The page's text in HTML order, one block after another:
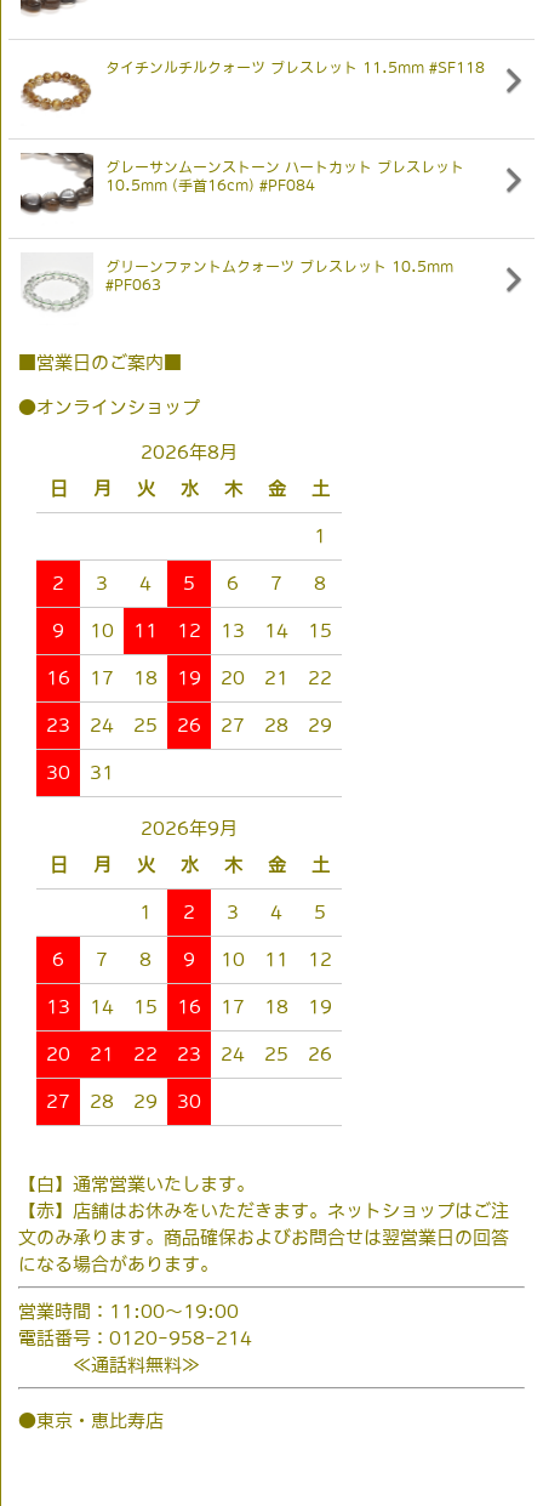
タイチンルチルクォーツ ブレスレット 11.5mm #SF118
グレーサンムーンストーン ハートカット ブレスレット
10.5mm (手首16cm) #PF084
グリーンファントムクォーツ ブレスレット 10.5mm
#PF063
■営業日のご案内■
●オンラインショップ
2026年8月
日
月 火 水 木 金 土
1
2 3 4 5 6 7 8
9 10 11 12 13 14 15
16 17 18 19 20 21 22
23 24 25 26 27 28 29
30 31
2026年9月
日
月 火 水 木 金 土
1 2 3 4 5
6 7 8 9 10 11 12
13 14 15 16 17 18 19
20 21 22 23 24 25 26
27 28 29 30
【白】通常営業いたします。
【赤】店舗はお休みをいただきます。ネットショップはご注
文のみ承ります。商品確保およびお問合せは翌営業日の回答
になる場合があります。
営業時間：11:00～19:00
電話番号：0120-958-214
≪通話料無料≫
●東京・恵比寿店